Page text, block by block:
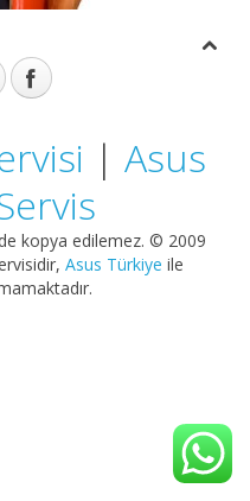
| Asus
kopya edilemez. © 2009
Asus Türkiye ile